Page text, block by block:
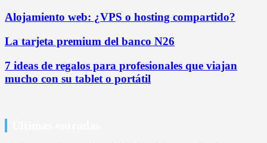
Alojamiento web: ¿VPS o hosting compartido?
La tarjeta premium del banco N26
7 ideas de regalos para profesionales que viajan
mucho con su tablet o portátil